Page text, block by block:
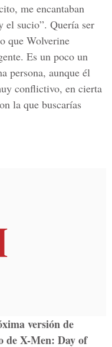
me encantaban
sucio”. Quería ser
que Wolverine
Es un poco un
persona, aunque él
conflictivo, en cierta
la que buscarías
versión de
de X-Men: Day of